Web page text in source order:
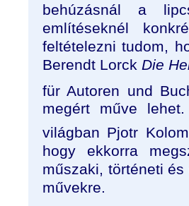
behúzásnál a
említéseknél
feltételezni tudom,
Berendt Lorck Die
für Autoren und
megért műve
világban Pjotr
hogy ekkorra
műszaki, történeti
művekre.